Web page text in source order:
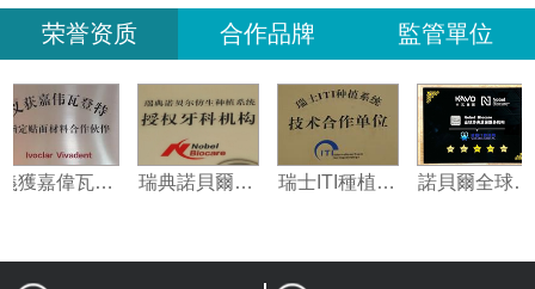
荣誉资质 合作品牌 監管單位
義獲嘉偉瓦特登指定合作夥伴 瑞典諾貝爾種植系統授權機構 瑞士ITI種植系統技術合作單位